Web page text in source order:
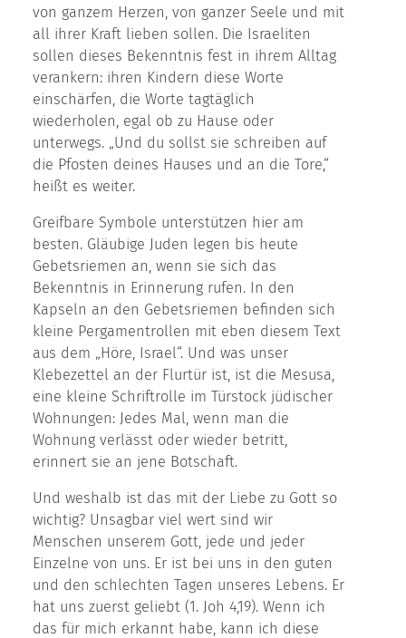
von ganzem Herzen, von ganzer Seele und mit
all ihrer Kraft lieben sollen. Die Israeliten
sollen dieses Bekenntnis fest in ihrem Alltag
verankern: ihren Kindern diese Worte
einschärfen, die Worte tagtäglich
wiederholen, egal ob zu Hause oder
unterwegs. „Und du sollst sie schreiben auf
die Pfosten deines Hauses und an die Tore,“
heißt es weiter.
Greifbare Symbole unterstützen hier am
besten. Gläubige Juden legen bis heute
Gebetsriemen an, wenn sie sich das
Bekenntnis in Erinnerung rufen. In den
Kapseln an den Gebetsriemen befinden sich
kleine Pergamentrollen mit eben diesem Text
aus dem „Höre, Israel“. Und was unser
Klebezettel an der Flurtür ist, ist die Mesusa,
eine kleine Schriftrolle im Türstock jüdischer
Wohnungen: Jedes Mal, wenn man die
Wohnung verlässt oder wieder betritt,
erinnert sie an jene Botschaft.
Und weshalb ist das mit der Liebe zu Gott so
wichtig? Unsagbar viel wert sind wir
Menschen unserem Gott, jede und jeder
Einzelne von uns. Er ist bei uns in den guten
und den schlechten Tagen unseres Lebens. Er
hat uns zuerst geliebt (1. Joh 4,19). Wenn ich
das für mich erkannt habe, kann ich diese